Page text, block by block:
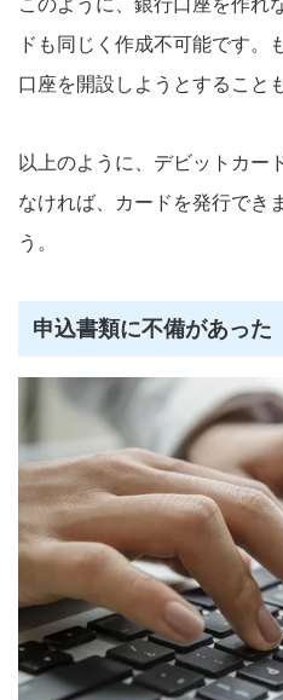
このように、銀行口座を作れ
ドも同じく作成不可能です。
口座を開設しようとすること
以上のように、デビットカー
なければ、カードを発行でき
う。
申込書類に不備があった